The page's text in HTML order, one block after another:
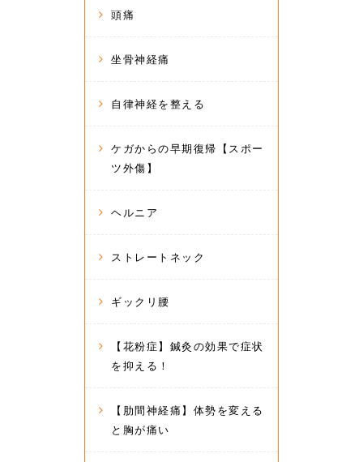
頭痛
坐骨神経痛
自律神経を整える
ケガからの早期復帰【スポー
ツ外傷】
ヘルニア
ストレートネック
ギックリ腰
【花粉症】鍼灸の効果で症状
を抑える！
【肋間神経痛】体勢を変える
と胸が痛い